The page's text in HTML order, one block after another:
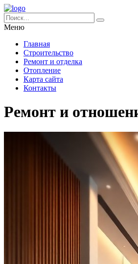
Меню
Главная
Строительство
Ремонт и отделка
Отопление
Карта сайта
Контакты
Ремонт и